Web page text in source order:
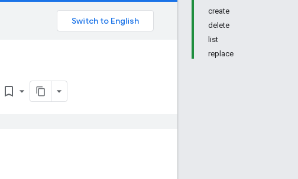
create
delete
list
replace
bookmark_border